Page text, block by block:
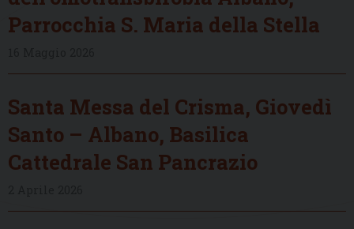
Parrocchia S. Maria della Stella
Santa Messa del Crisma, Giovedì
Santo – Albano, Basilica
Cattedrale San Pancrazio